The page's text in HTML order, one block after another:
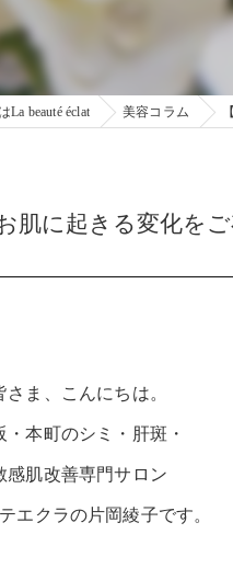
La beauté éclat 美容コラム
肌に起きる変化を
さま、こんにちは。
・本町のシミ・肝斑・
感肌改善専門サロン
エクラの片岡綾子です。